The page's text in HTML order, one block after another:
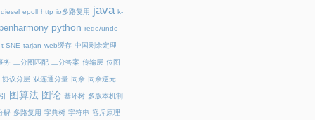
diesel epoll http io多路复用 java k-
python redo/undo
t-SNE tarjan web缓存 中国剩余定理
务 二分图匹配 二分答案 传输层 位图
协议分层 双连通分量 同余 同余逆元
图算法 图论 基环树 多版本机制
解 多路复用 字典树 字符串 容斥原理